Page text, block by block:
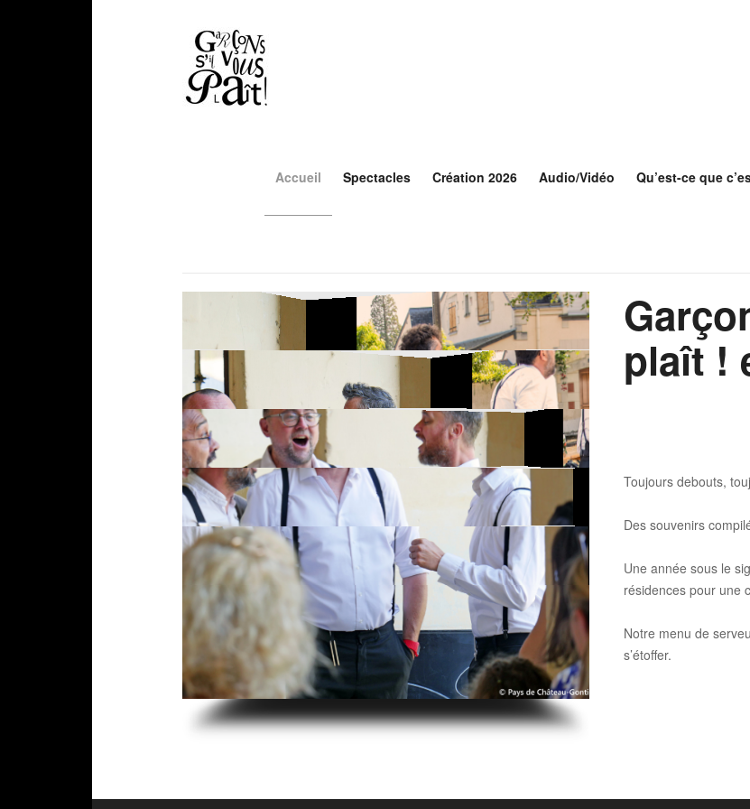
Accueil Spectacles Création 2026 Audio/Vidéo Qu’est-ce que
plaît !
Toujours debouts,
Des souvenirs
Une année sous le
résidences pour une
Notre menu de
s’étoffer.